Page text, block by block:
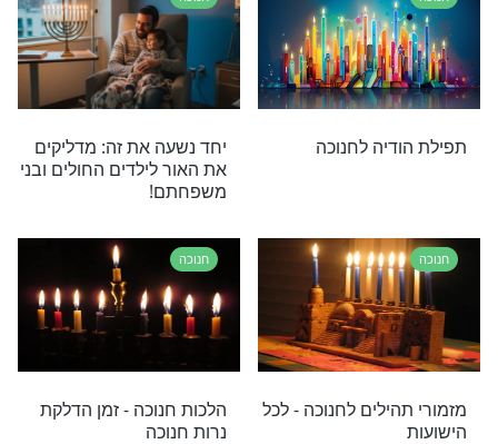
בָּרוּךְ אַתָּה יְהֹוָה אֱלֹהֵינוּ מֶלֶךְ הָעוֹלָם אֲשֶׁר קִדְּשָׁנוּ
לְהַדְלִיק נֵר (שֶׁל) חֲנֻכָּה. בָּרוּךְ אַתָּה יְהֹוָה אֱלֹהֵינוּ מֶלֶךְ
לַאֲבוֹתֵינוּ בַּיָּמִים הָהֵם בַּזְּמַן הַזֶּה.
ובאגדה: מהן
חנוכה
סגולה לראש חודש טבת
מהבן איש חי. אל תחמיצו